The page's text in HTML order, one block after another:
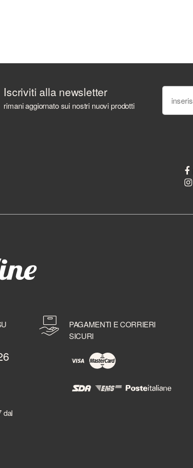
Iscriviti alla newsletter
rimani aggiornato sui nostri nuovi prodotti
dal
PAGAMENTI E CORRIERI
SICURI